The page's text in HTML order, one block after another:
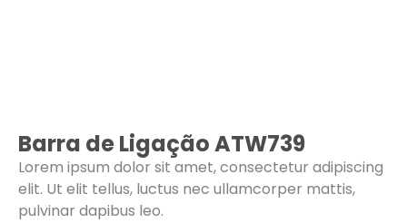
Barra de Ligação ATW739
Lorem ipsum dolor sit amet, consectetur adipiscing
elit. Ut elit tellus, luctus nec ullamcorper mattis,
pulvinar dapibus leo.